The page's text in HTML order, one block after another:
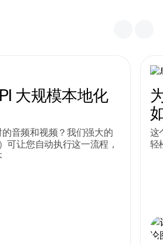
大规模本地化
音频和视频？我们强大的
可让您自动执行这一流程，
这
轻